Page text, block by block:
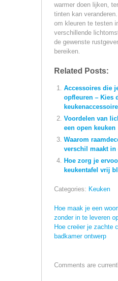
warmer doen lijken,
tinten kan
om kleuren te testen
verschillende
de gewenste
bereiken.
Related Posts:
Accessoires die
opfleuren – Kies
Voordelen van
een open keuken
Waarom
verschil maakt in
Hoe zorg je
keukentafel vrij
Categories: Keuken
Hoe maak je een
zonder in te leveren
Hoe creëer je zachte
badkamer ontwerp
Comments are